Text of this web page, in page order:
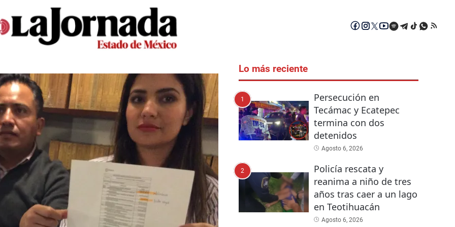
Lo más reciente
1
Persecución en
Tecámac y Ecatepec
termina con dos
detenidos
Agosto 6, 2026
2
Policía rescata y
reanima a niño de tres
años tras caer a un lago
en Teotihuacán
Agosto 6, 2026